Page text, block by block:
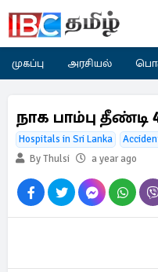
முகப்பு அரசியல்
நாக பாம்பு தீண்டி
Hospitals in Sri Lanka
By Thulsi
a year ago